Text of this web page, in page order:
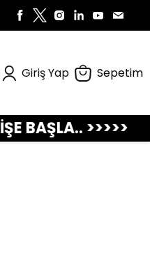
Giriş Yap Sepetim
>>>>> AKILLI